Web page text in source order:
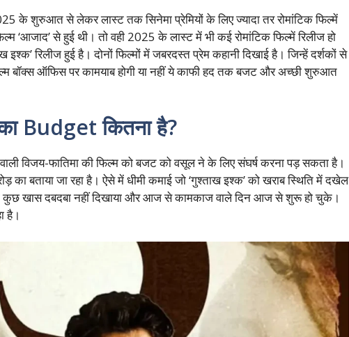
के शुरुआत से लेकर लास्ट तक सिनेमा प्रेमियों के लिए ज्यादा तर रोमांटिक फिल्में
‘आजाद’ से हुई थी। तो वही 2025 के लास्ट में भी कई रोमांटिक फिल्में रिलीज हो
रिलीज हुई है। दोनों फिल्मों में जबरदस्त प्रेम कहानी दिखाई है। जिन्हें दर्शकों से
बॉक्स ऑफिस पर कामयाब होगी या नहीं ये काफी हद तक बजट और अच्छी शुरुआत
Budget कितना है?
विजय-फातिमा की फिल्म को बजट को वसूल ने के लिए संघर्ष करना पड़ सकता है।
बताया जा रहा है। ऐसे में धीमी कमाई जो ‘गुश्ताख इश्क’ को खराब स्थिति में दखेल
खास दबदबा नहीं दिखाया और आज से कामकाज वाले दिन आज से शुरू हो चुके।
है।